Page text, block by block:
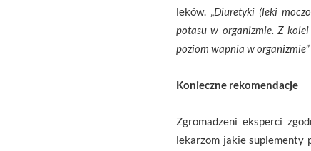
leków. „Diuretyki (leki
potasu w organizmie. Z
poziom wapnia w organizmie
Konieczne rekomendacje
Zgromadzeni eksperci
lekarzom jakie suplementy